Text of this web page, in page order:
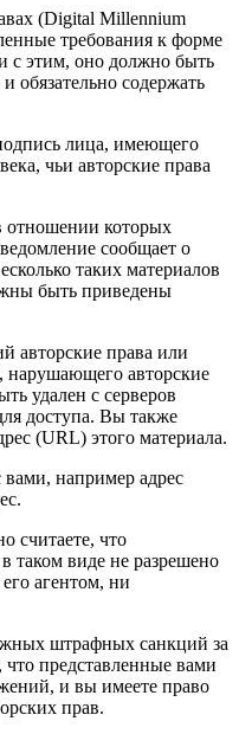
(Digital Millennium
требования к форме
с этим, оно должно быть
обязательно содержать
лица, имеющего
чьи авторские права
отношении которых
сообщает о
таких материалов
быть приведены
авторские права или
нарушающего авторские
удален с серверов
доступа. Вы также
(URL) этого материала.
вами, например адрес
считаете, что
таком виде не разрешено
агентом, ни
штрафных санкций за
представленные вами
и вы имеете право
прав.